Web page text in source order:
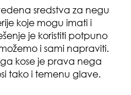
sredstva za negu
koje mogu imati i
je koristiti potpuno
i sami napraviti.
kose je prava nega
tako i temenu glave.